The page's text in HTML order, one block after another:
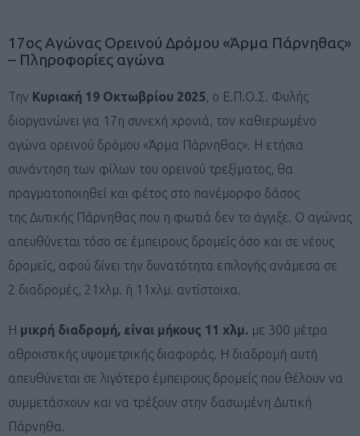
17ος Αγώνας Ορεινού Δρόμου «Άρμα Πάρνηθας»
– Πληροφορίες αγώνα
Την Κυριακή 19 Οκτωβρίου 2025, ο Ε.Π.Ο.Σ. Φυλής
διοργανώνει για 17η συνεχή χρονιά, τον καθιερωμένο
αγώνα ορεινού δρόμου «Άρμα Πάρνηθας». Η ετήσια
συνάντηση των φίλων του ορεινού τρεξίματος, θα
πραγματοποιηθεί και φέτος στο πανέμορφο δάσος
της Δυτικής Πάρνηθας που η φωτιά δεν το άγγιξε. Ο αγώνας
απευθύνεται τόσο σε έμπειρους δρομείς όσο και σε νέους
δρομείς, αφού δίνει την δυνατότητα επιλογής ανάμεσα σε
2 διαδρομές, 21χλμ. ή 11χλμ. αντίστοιχα.
Η μικρή διαδρομή, είναι μήκους 11 χλμ. με 300 μέτρα
αθροιστικής υψομετρικής διαφοράς. Η διαδρομή αυτή
απευθύνεται σε λιγότερο έμπειρους δρομείς που θέλουν να
συμμετάσχουν και να τρέξουν στην δασωμένη Δυτική
Πάρνηθα.